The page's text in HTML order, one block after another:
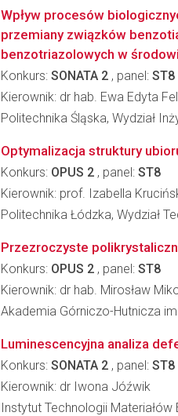
Wpływ procesów
przemiany związków
benzotriazolowych w
Konkurs: SONATA 2 , panel: ST8
Kierownik: dr hab. Ewa Edyta
Politechnika Śląska, Wydział
Optymalizacja struktury
Konkurs: OPUS 2 , panel: ST8
Kierownik: prof. Izabella
Politechnika Łódzka, Wydział
Przezroczyste
Konkurs: OPUS 2 , panel: ST8
Kierownik: dr hab. Mirosław
Akademia Górniczo-Hutnicza
Luminescencyjna analiza
Konkurs: SONATA 2 , panel: ST8
Kierownik: dr Iwona Jóźwik
Instytut Technologii Materiałów